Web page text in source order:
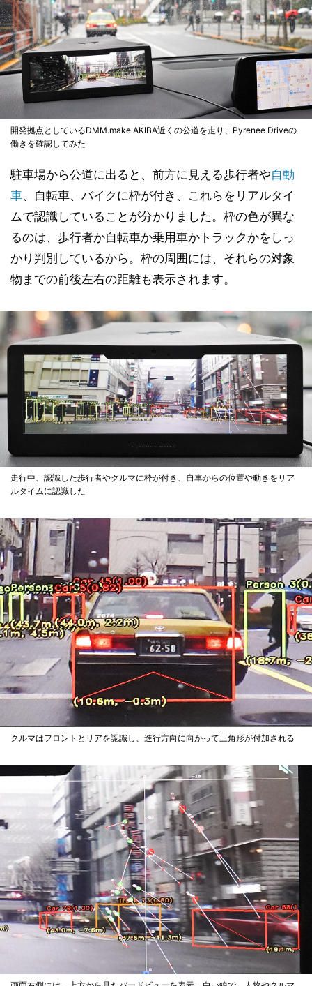
開発拠点としているDMM.make AKIBA近くの公道を走り、Pyrenee Driveの
働きを確認してみた
駐車場から公道に出ると、前方に見える歩行者や自動
車、自転車、バイクに枠が付き、これらをリアルタイ
ムで認識していることが分かりました。枠の色が異な
るのは、歩行者か自転車か乗用車かトラックかをしっ
かり判別しているから。枠の周囲には、それらの対象
物までの前後左右の距離も表示されます。
走行中、認識した歩行者やクルマに枠が付き、自車からの位置や動きをリア
ルタイムに認識した
クルマはフロントとリアを認識し、進行方向に向かって三角形が付加される